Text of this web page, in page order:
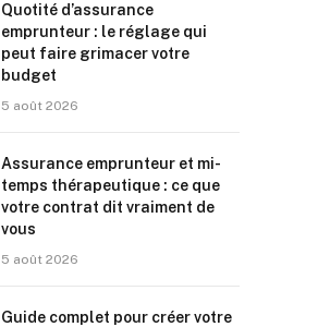
Quotité d’assurance
emprunteur : le réglage qui
peut faire grimacer votre
budget
5 août 2026
Assurance emprunteur et mi-
temps thérapeutique : ce que
votre contrat dit vraiment de
vous
5 août 2026
Guide complet pour créer votre